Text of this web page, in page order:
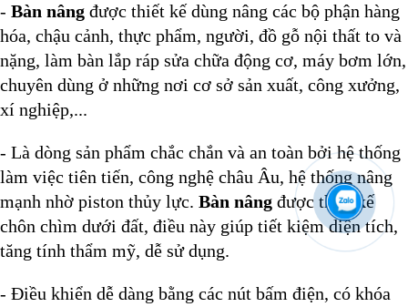
- Bàn nâng được thiết kế dùng nâng các bộ phận hàng
hóa, chậu cảnh, thực phẩm, người, đồ gỗ nội thất to và
nặng, làm bàn lắp ráp sửa chữa động cơ, máy bơm lớn,
chuyên dùng ở những nơi cơ sở sản xuất, công xưởng,
xí nghiệp,...
- Là dòng sản phẩm chắc chắn và an toàn bởi hệ thống
làm việc tiên tiến, công nghệ châu Âu, hệ thống nâng
mạnh nhờ piston thủy lực. Bàn nâng được thiết kế
chôn chìm dưới đất, điều này giúp tiết kiệm diện tích,
tăng tính thẩm mỹ, dễ sử dụng.
- Điều khiển dễ dàng bằng các nút bấm điện, có khóa